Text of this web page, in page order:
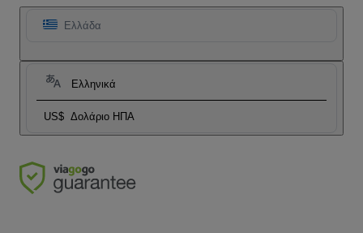
Ελλάδα
Ελληνικά
US$ Δολάριο ΗΠΑ